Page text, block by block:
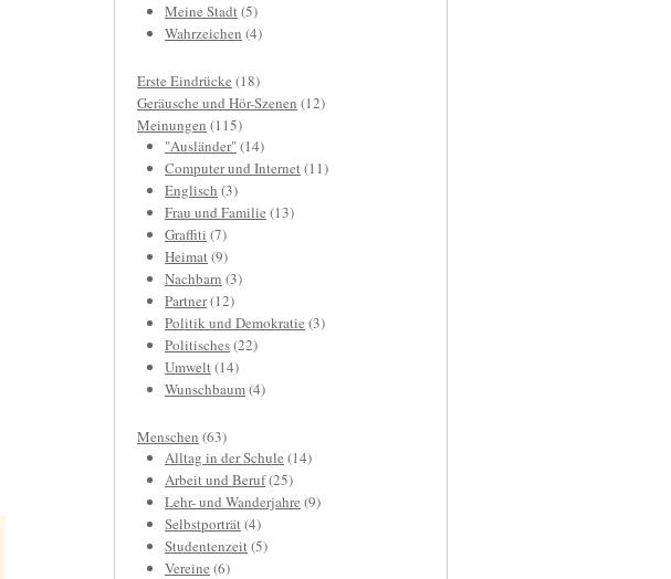
Meine Stadt(5)
Wahrzeichen (4)
Erste Eindrücke (18)
Geräusche und Hör-Szenen (12)
Meinungen (115)
"Ausländer"(14)
Computer und Internet(11)
Englisch (3)
Frau und Familie (13)
Graffiti (7)
Heimat(9)
Nachbarn (3)
Partner(12)
Politik und Demokratie (3)
Politisches(22)
Umwelt(14)
Wunschbaum(4)
Menschen (63)
Alltag in der Schule (14)
Arbeit und Beruf(25)
Lehr- und Wanderjahre (9)
Selbstporträt(4)
Studentenzeit(5)
Vereine (6)